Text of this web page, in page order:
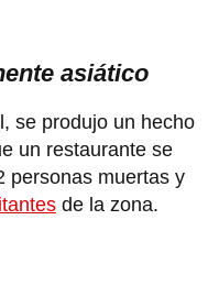
asiático
se produjo un hecho
un restaurante se
personas muertas y
de la zona.